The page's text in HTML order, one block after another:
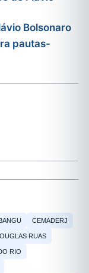
Bolsonaro
pautas-
BANGU CEMADERJ
RUAS
RIO